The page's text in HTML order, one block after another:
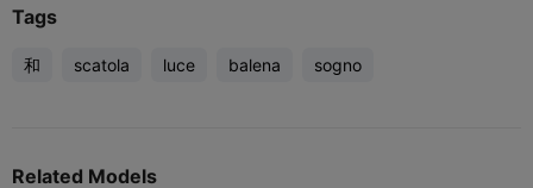
Tags
和 scatola luce balena sogno
Related Models